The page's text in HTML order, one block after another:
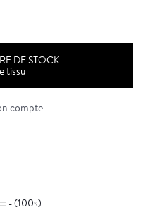
DE STOCK
tissu
compte
(100s)